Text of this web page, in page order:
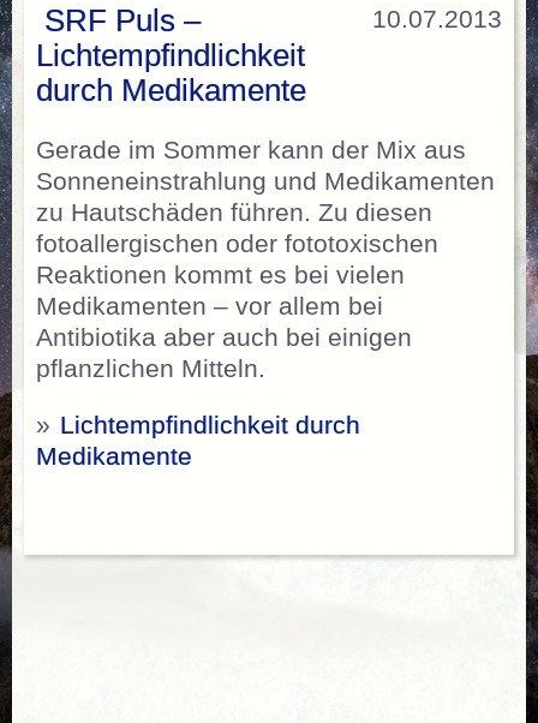
10.07.2013
SRF Puls –
Lichtempfindlichkeit
durch Medikamente
Gerade im Sommer kann der Mix aus
Sonneneinstrahlung und Medikamenten
zu Hautschäden führen. Zu diesen
fotoallergischen oder fototoxischen
Reaktionen kommt es bei vielen
Medikamenten – vor allem bei
Antibiotika aber auch bei einigen
pflanzlichen Mitteln.
» Lichtempfindlichkeit durch
Medikamente